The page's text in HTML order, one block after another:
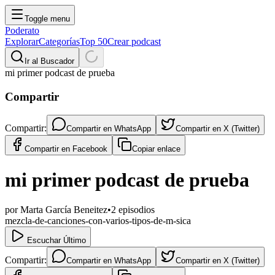
Toggle menu
Poderato
ExplorarCategoríasTop 50Crear podcast
Ir al Buscador
mi primer podcast de prueba
Compartir
Compartir: Compartir en WhatsApp Compartir en X (Twitter)
Compartir en Facebook Copiar enlace
mi primer podcast de prueba
porMarta García Beneitez•2 episodios
mezcla-de-canciones-con-varios-tipos-de-m-sica
Escuchar Último
Compartir: Compartir en WhatsApp Compartir en X (Twitter)